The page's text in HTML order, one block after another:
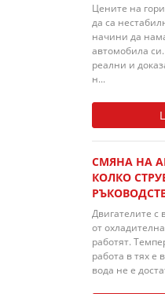
Цените на
да са
начини да
автомобила
реални и
н...
СМЯНА НА
КОЛКО
Двигателите с
от
работят.
работа в тях е
вода не е